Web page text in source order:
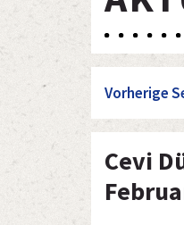
Vorherige
Cevi